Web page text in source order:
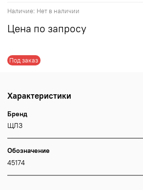
Наличие: Нет в наличии
Под заказ
Цена по запросу
Характеристики
Бренд
ЩЛЗ
Обозначение
45174